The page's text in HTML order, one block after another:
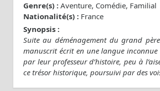
Genre(s) : Aventure, Comédie, Familial
Nationalité(s) : France
Synopsis :
Suite au déménagement du grand
manuscrit écrit en une langue inconnue
par leur professeur d’histoire, peu à
ce trésor historique, poursuivi par des